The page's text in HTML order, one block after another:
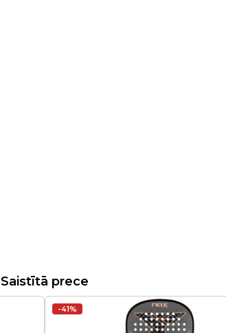
Saistītā prece
-41%